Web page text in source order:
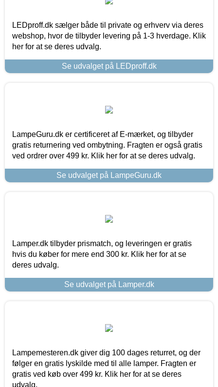
LEDproff.dk sælger både til private og erhverv via deres
webshop, hvor de tilbyder levering på 1-3 hverdage. Klik
her for at se deres udvalg.
Se udvalget på LEDproff.dk
LampeGuru.dk er certificeret af E-mærket, og tilbyder
gratis returnering ved ombytning. Fragten er også gratis
ved ordrer over 499 kr. Klik her for at se deres udvalg.
Se udvalget på LampeGuru.dk
Lamper.dk tilbyder prismatch, og leveringen er gratis
hvis du køber for mere end 300 kr. Klik her for at se
deres udvalg.
Se udvalget på Lamper.dk
Lampemesteren.dk giver dig 100 dages returret, og der
følger en gratis lyskilde med til alle lamper. Fragten er
gratis ved køb over 499 kr. Klik her for at se deres
udvalg.